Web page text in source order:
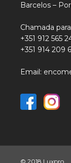
Barcelos –
Chamada
+351 912 565
+351 914 209
Email:
© 2018 Luxpro